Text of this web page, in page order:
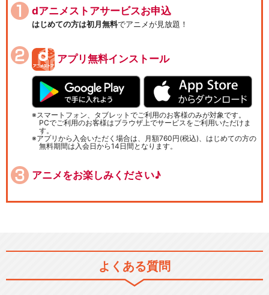
dアニメストアサービスお申込
はじめての方は初月無料でアニメが見放題！
アプリ無料インストール
スマートフォン、タブレットでご利用のお客様のみが対象です。
PCでご利用のお客様はブラウザ上でサービスをご利用いただけま
す。
アプリから入会いただく場合は、月額760円(税込)、はじめての方の
無料期間は入会日から14日間となります。
アニメをお楽しみください♪
よくある質問